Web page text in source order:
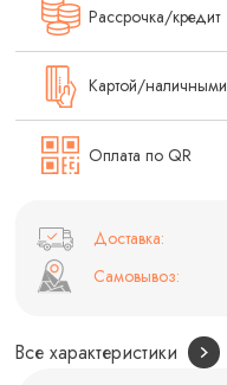
Рассрочка/кредит
Картой/наличными
Оплата по QR
Доставка:
Самовывоз:
Все характеристики